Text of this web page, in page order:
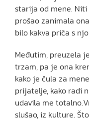
starija od mene. Niti
prošao zanimala
bilo kakva priča s
Međutim, preuzela
trzam, pa je ona
kako je čula za
prijatelje, kako radi
udavila me
slušao, iz kulture.